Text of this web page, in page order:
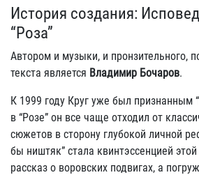
История создания:
“Роза”
Автором и музыки, и пронзительного,
текста является Владимир Бочаров.
К 1999 году Круг уже был признанным
в “Розе” он все чаще отходил от
сюжетов в сторону глубокой личной
бы ништяк” стала квинтэссенцией
рассказ о воровских подвигах, а